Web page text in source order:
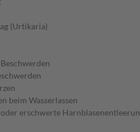
(Urtikaria)
beim Wasserlassen
erschwerte